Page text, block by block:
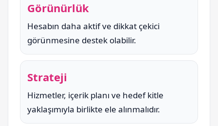
Görünürlük
Hesabın daha aktif ve dikkat çekici
görünmesine destek olabilir.
Strateji
Hizmetler, içerik planı ve hedef kitle
yaklaşımıyla birlikte ele alınmalıdır.